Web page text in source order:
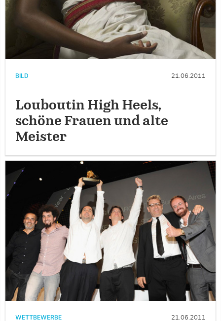
BILD 21.06.2011
Louboutin High Heels,
schöne Frauen und alte
Meister
WETTBEWERBE 21.06.2011